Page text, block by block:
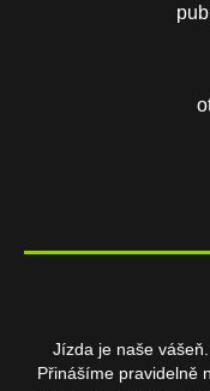
Jízda je naše
Přinášíme pravidelně